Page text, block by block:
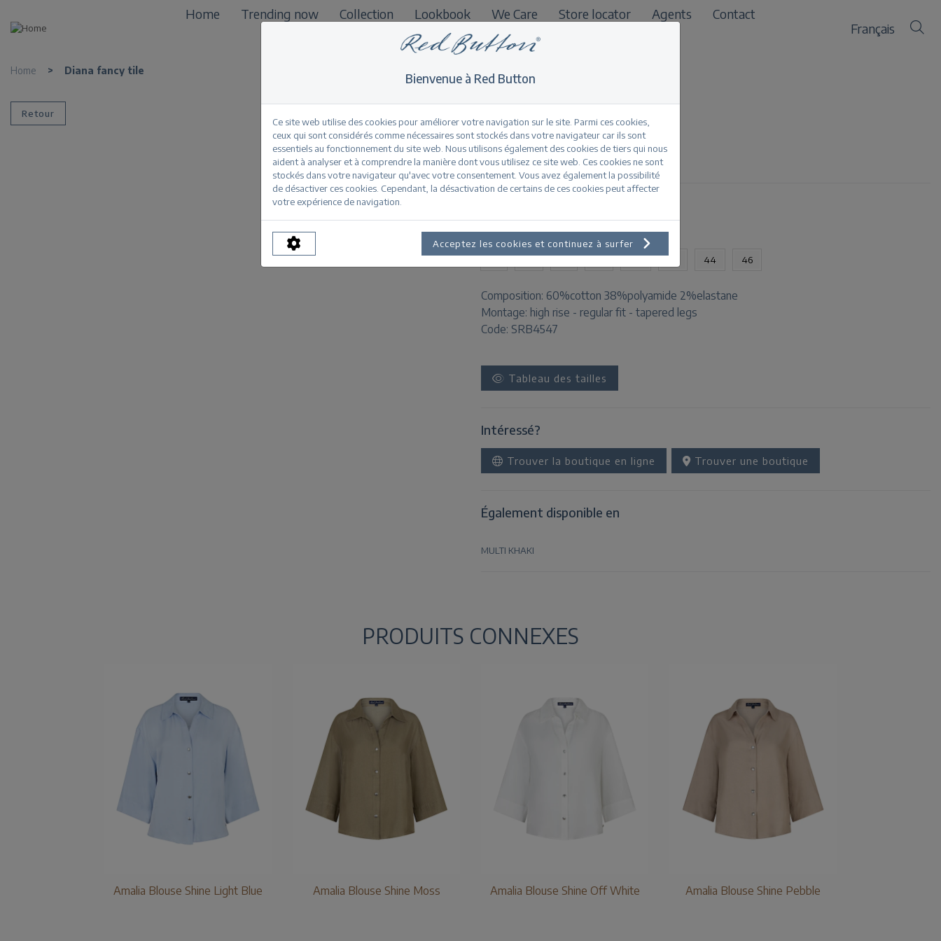
Home Trending now Collection Lookbook We Care Store locator Agents
Contact
B2B
Français
Home > Diana fancy tile
Retour
Diana fancy tile multi blue
TAILLES DISPONIBLES:
44 46
Composition: 60%cotton 38%polyamide 2%elastane
Montage: high rise - regular fit - tapered legs
Code: SRB4547
Tableau des tailles
Intéressé?
Trouver la boutique en ligne Trouver une boutique
Également disponible en
MULTI KHAKI
PRODUITS CONNEXES
Amalia Blouse Shine Light Blue Amalia Blouse Shine Moss Amalia Blouse Shine Off White Amalia Blouse Shine Pebble
Bienvenue à Red Button
Ce site web utilise des cookies pour améliorer votre navigation sur le site. Parmi ces cookies,
ceux qui sont considérés comme nécessaires sont stockés dans votre navigateur car ils sont
essentiels au fonctionnement du site web. Nous utilisons également des cookies de tiers qui nous
aident à analyser et à comprendre la manière dont vous utilisez ce site web. Ces cookies ne sont
stockés dans votre navigateur qu'avec votre consentement. Vous avez également la possibilité
de désactiver ces cookies. Cependant, la désactivation de certains de ces cookies peut affecter
votre expérience de navigation.
Acceptez les cookies et continuez à surfer